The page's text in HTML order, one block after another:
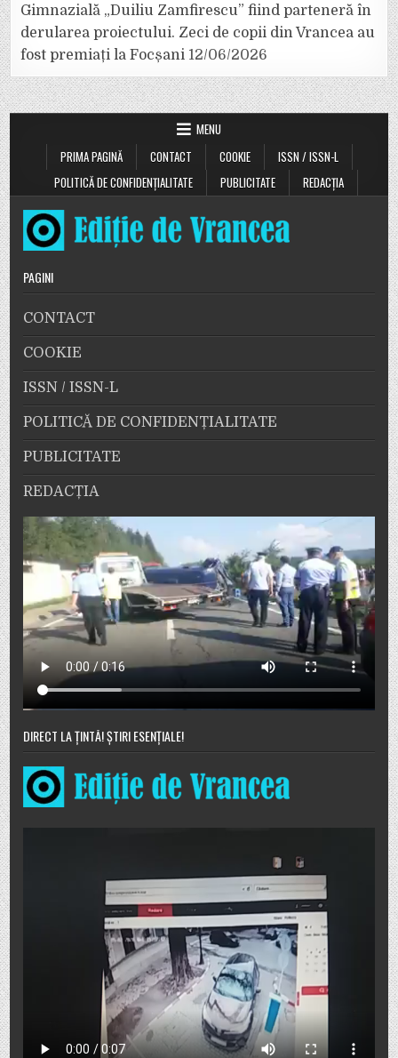
Gimnazială „Duiliu Zamfirescu” fiind parteneră în
derularea proiectului. Zeci de copii din Vrancea au
fost premiați la Focșani 12/06/2026
MENU
PRIMA PAGINĂ
CONTACT COOKIE
ISSN / ISSN-L
POLITICĂ DE CONFIDENȚIALITATE
PUBLICITATE REDACȚIA
PAGINI
CONTACT
COOKIE
ISSN / ISSN-L
POLITICĂ DE CONFIDENȚIALITATE
PUBLICITATE
REDACȚIA
DIRECT LA ȚINTĂ! ȘTIRI ESENȚIALE!